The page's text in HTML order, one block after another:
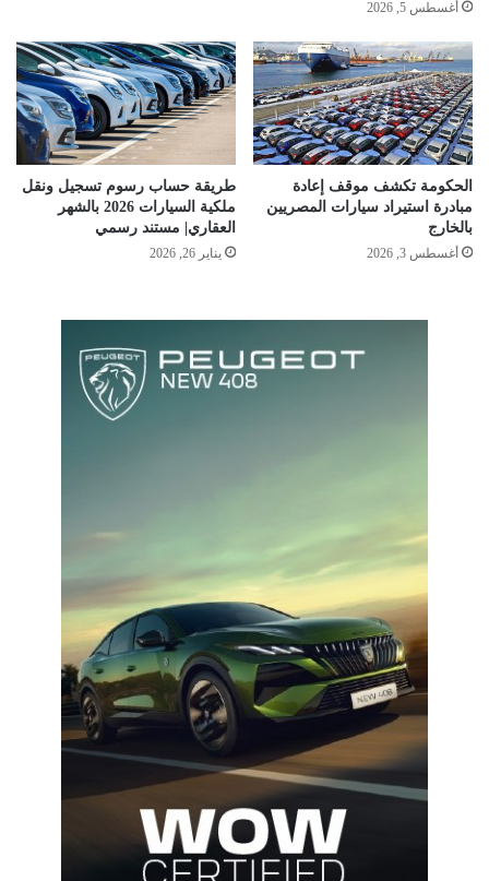
أغسطس 5, 2026
الحكومة تكشف موقف إعادة
مبادرة استيراد سيارات المصريين
بالخارج
أغسطس 3, 2026
طريقة حساب رسوم تسجيل ونقل
ملكية السيارات 2026 بالشهر
العقاري| مستند رسمي
يناير 26, 2026